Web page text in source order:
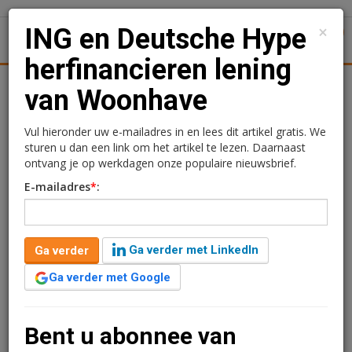
Achtergronden Woningmarkt
ING en Deutsche Hype
herfinancieren lening van
Woonhave
Redactie 6 juni 2025 om 09:50 1 minuut leestijd
ING Real Estate en Deutsche Hypo hebben een lening
van Woonhave geherfinancierd. De lening heeft een
portefeuille bestaat uit iets meer dan 2.000
wooneenheden in Nederland.
×
ING en Deutsche Hype
herfinancieren lening
van Woonhave
Vul hieronder uw e-mailadres in en lees dit artikel gratis. We
sturen u dan een link om het artikel te lezen. Daarnaast
ontvang je op werkdagen onze populaire nieuwsbrief.
E-mailadres*:
Ga verder
Ga verder met LinkedIn
Ga verder met Google
Bent u abonnee van